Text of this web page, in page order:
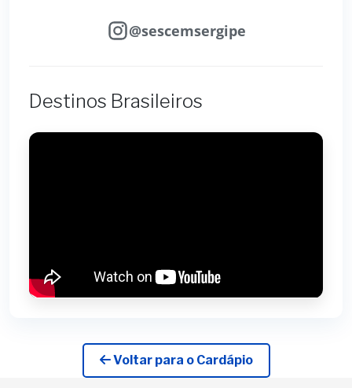
@sescemsergipe
Destinos Brasileiros
Voltar para o Cardápio